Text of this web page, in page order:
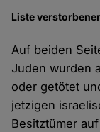
Liste
Auf beiden
Juden wurden
oder getötet
jetzigen
Besitztümer